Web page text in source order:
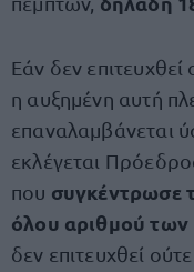
Εάν δεν
η αυξημένη αυτή
επαναλαμβάνεται
εκλέγεται
που συγκέντρωσε
όλου αριθμού
δεν επιτευχθεί